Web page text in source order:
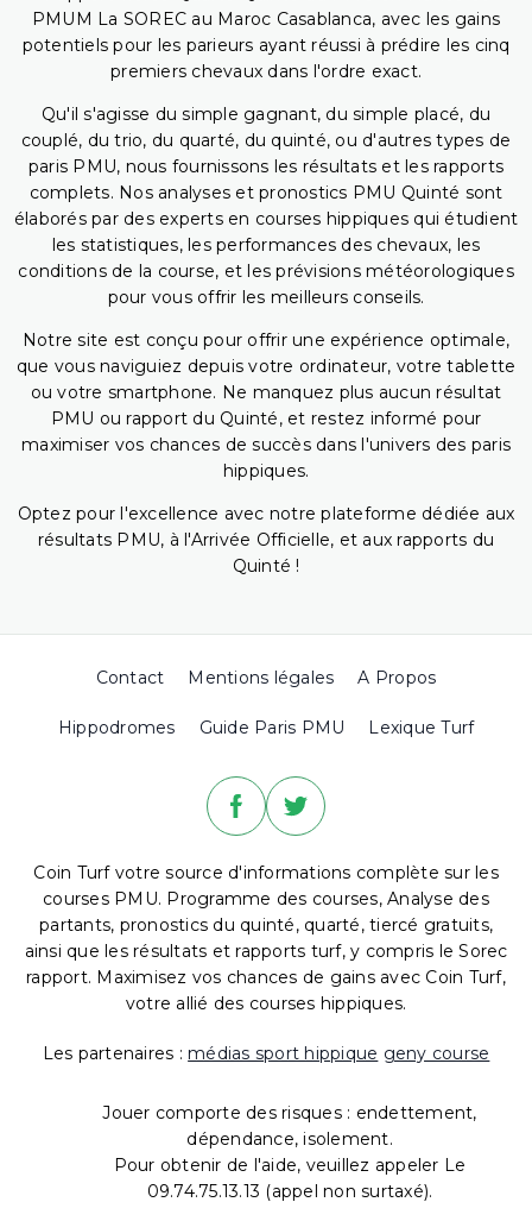
PMUM La SOREC au Maroc Casablanca, avec les gains
potentiels pour les parieurs ayant réussi à prédire les cinq
premiers chevaux dans l'ordre exact.
Qu'il s'agisse du simple gagnant, du simple placé, du
couplé, du trio, du quarté, du quinté, ou d'autres types de
paris PMU, nous fournissons les résultats et les rapports
complets. Nos analyses et pronostics PMU Quinté sont
élaborés par des experts en courses hippiques qui étudient
les statistiques, les performances des chevaux, les
conditions de la course, et les prévisions météorologiques
pour vous offrir les meilleurs conseils.
Notre site est conçu pour offrir une expérience optimale,
que vous naviguiez depuis votre ordinateur, votre tablette
ou votre smartphone. Ne manquez plus aucun résultat
PMU ou rapport du Quinté, et restez informé pour
maximiser vos chances de succès dans l'univers des paris
hippiques.
Optez pour l'excellence avec notre plateforme dédiée aux
résultats PMU, à l'Arrivée Officielle, et aux rapports du
Quinté !
Contact Mentions légales A Propos
Hippodromes Guide Paris PMU Lexique Turf
Coin Turf votre source d'informations complète sur les
courses PMU. Programme des courses, Analyse des
partants, pronostics du quinté, quarté, tiercé gratuits,
ainsi que les résultats et rapports turf, y compris le Sorec
rapport. Maximisez vos chances de gains avec Coin Turf,
votre allié des courses hippiques.
Les partenaires : médias sport hippique geny course
Jouer comporte des risques : endettement,
dépendance, isolement.
Pour obtenir de l'aide, veuillez appeler Le
09.74.75.13.13 (appel non surtaxé).